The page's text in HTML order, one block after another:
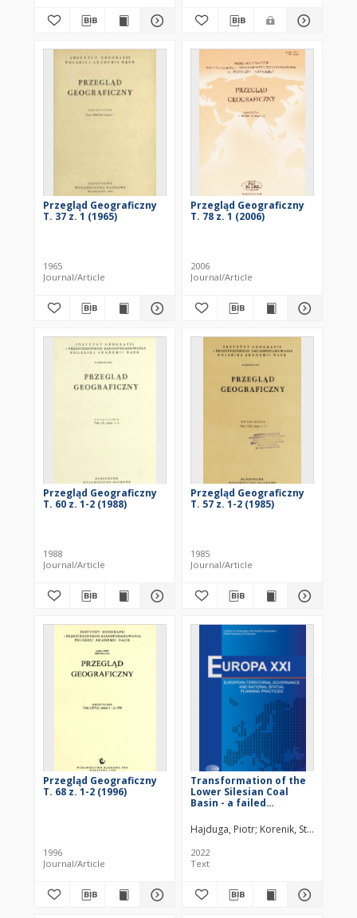
Przegląd Geograficzny
T. 37 z. 1 (1965)
1965
Journal/Article
Przegląd Geograficzny
T. 78 z. 1 (2006)
2006
Journal/Article
Przegląd Geograficzny
T. 60 z. 1-2 (1988)
1988
Journal/Article
Przegląd Geograficzny
T. 57 z. 1-2 (1985)
1985
Journal/Article
Przegląd Geograficzny
T. 68 z. 1-2 (1996)
1996
Journal/Article
Transformation of the
Lower Silesian Coal
Basin - a failed
Hajduga, Piotr Korenik, Stanisław
2022
Text